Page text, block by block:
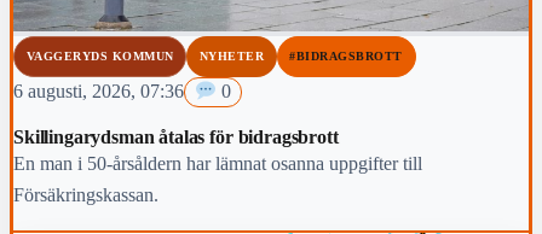
VAGGERYDS KOMMUN NYHETER #BIDRAGSBROTT
6 augusti, 2026, 07:36 0
Skillingarydsman åtalas för bidragsbrott
En man i 50-årsåldern har lämnat osanna uppgifter till
Försäkringskassan.